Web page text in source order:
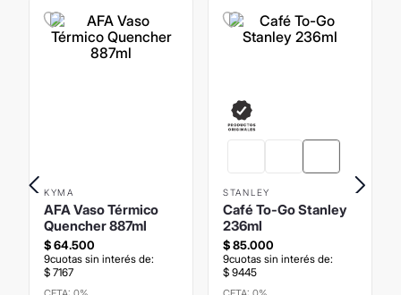
KYMA
AFA Vaso Térmico
Quencher 887ml
$64.500
9 cuotas sin interés de:
$ 7167
STANLEY
Café To-Go Stanley
236ml
$85.000
9 cuotas sin interés de:
$ 9445